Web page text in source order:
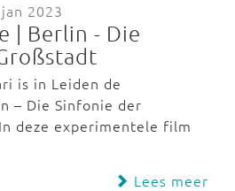
2023
| Berlin - Die
is in Leiden de
– Die Sinfonie der
deze experimentele film
Lees meer